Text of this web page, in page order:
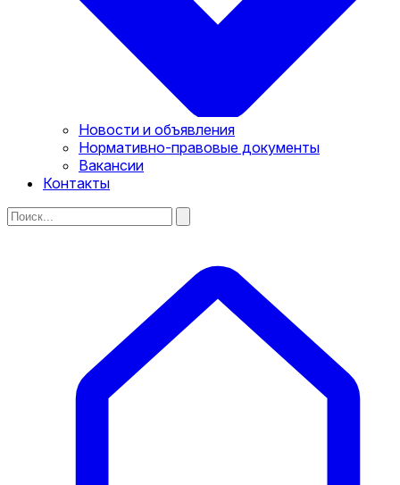
Новости и объявления
Нормативно-правовые документы
Вакансии
Контакты